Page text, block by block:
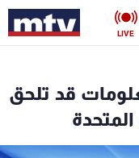
LIVE
قد تلحق